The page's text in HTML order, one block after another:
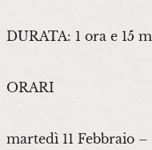
DURATA: 1 ora e 15
ORARI
martedì 11 Febbraio